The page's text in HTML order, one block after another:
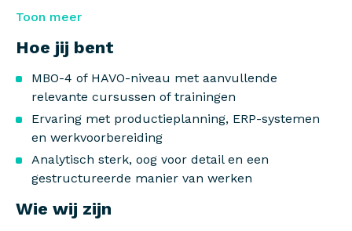
Toon meer
Hoe jij bent
MBO-4 of HAVO-niveau met aanvullende
relevante cursussen of trainingen
Ervaring met productieplanning, ERP-systemen
en werkvoorbereiding
Analytisch sterk, oog voor detail en een
gestructureerde manier van werken
Wie wij zijn